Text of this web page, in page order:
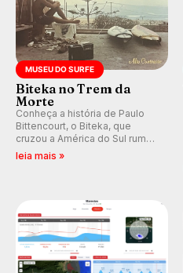
MUSEU DO SURFE
Biteka no Trem da
Morte
Conheça a história de Paulo
Bittencourt, o Biteka, que
cruzou a América do Sul rumo
ao Pacífico em uma jornada
leia mais »